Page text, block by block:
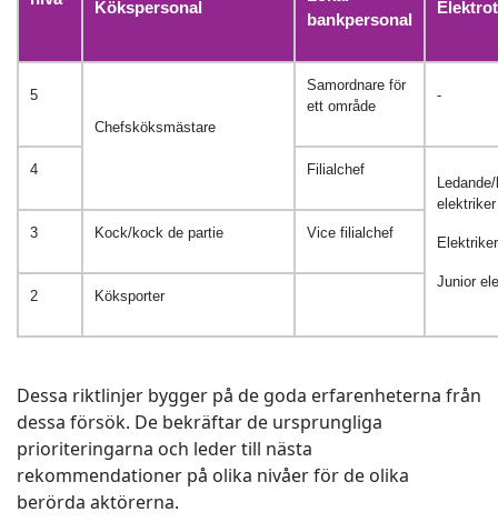
Kökspersonal
bankpersonal
5
Chefsköksmästare
Samordnare för
ett område
-
4
Filialchef
elektriker
Elektriker
Junior
3 Kock/kock de partie Vice filialchef
2 Köksporter
Dessa riktlinjer bygger på de goda erfarenheterna från
dessa försök. De bekräftar de ursprungliga
prioriteringarna och leder till nästa
rekommendationer på olika nivåer för de olika
berörda aktörerna.